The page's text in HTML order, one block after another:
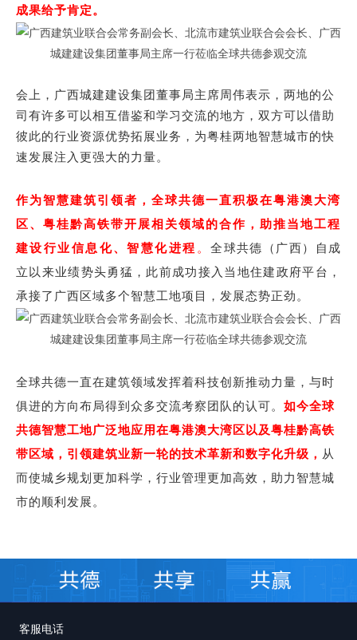
成果给予肯定。
会上，广西城建建设集团董事局主席周伟表示，两地的公
司有许多可以相互借鉴和学习交流的地方，双方可以借助
彼此的行业资源优势拓展业务，为粤桂两地智慧城市的快
速发展注入更强大的力量。
作为智慧建筑引领者，全球共德一直积极在粤港澳大湾
区、粤桂黔高铁带开展相关领域的合作，助推当地工程
建设行业信息化、智慧化进程 。全球共德（广西）自成
立以来业绩势头勇猛，此前成功接入当地住建政府平台，
承接了广西区域多个智慧工地项目，发展态势正劲。
全球共德一直在建筑领域发挥着科技创新推动力量，与时
俱进的方向布局得到众多交流考察团队的认可。 如今全球
共德智慧工地广泛地应用在粤港澳大湾区以及粤桂黔高铁
带区域，引领建筑业新一轮的技术革新和数字化升级， 从
而使城乡规划更加科学，行业管理更加高效，助力智慧城
市的顺利发展。
客服电话